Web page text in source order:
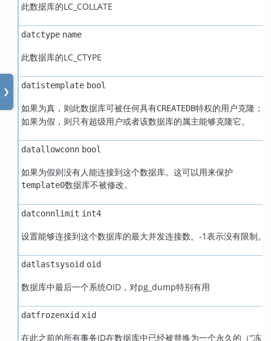
❯
此数据库的LC_COLLATE
datctype name
此数据库的LC_CTYPE
datistemplate bool
如果为真，则此数据库可被任何具有CREATEDB特权的用户克隆；
如果为假，则只有超级用户或者该数据库的属主能够克隆它。
datallowconn bool
如果为假则没有人能连接到这个数据库。这可以用来保护
template0数据库不被修改。
datconnlimit int4
设置能够连接到这个数据库的最大并发连接数。-1表示没有限制。
datlastsysoid oid
数据库中最后一个系统OID，对pg_dump特别有用
datfrozenxid xid
在此之前的所有事务ID在数据库中已经被替换为一个永久的（“冻